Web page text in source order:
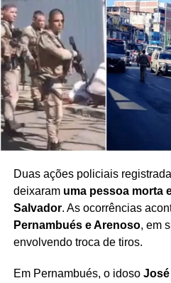
autoridades cruzem
elementos para confirmar a
O avanço das tecnologias de
também passou a integrar as
forças de segurança, embora
dependa de um conjunto de
investigativos.
A prática chama atenção para
enfrentamento ao crime
tentam utilizar recursos
das autoridades.
Duas ações policiais
deixaram uma pessoa morta
Salvador. As ocorrências
Pernambués e Arenoso, em
envolvendo troca de tiros.
Em Pernambués, o idoso José